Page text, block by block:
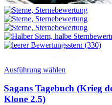
(330)
Ausführung wählen
Sagans Tagebuch (Krieg
Klone 2.5)